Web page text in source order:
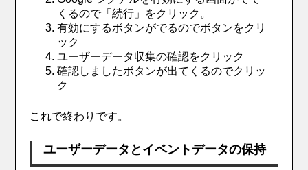
くるので「続行」をクリック。
有効にするボタンがでるのでボタンをクリ
ック
ユーザーデータ収集の確認をクリック
確認しましたボタンが出てくるのでクリッ
ク
これで終わりです。
ユーザーデータとイベントデータの保持